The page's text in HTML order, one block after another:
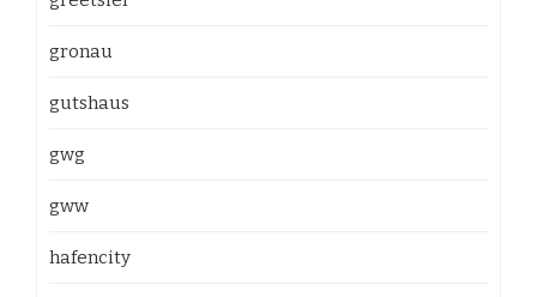
gronau
gutshaus
gwg
gww
hafencity